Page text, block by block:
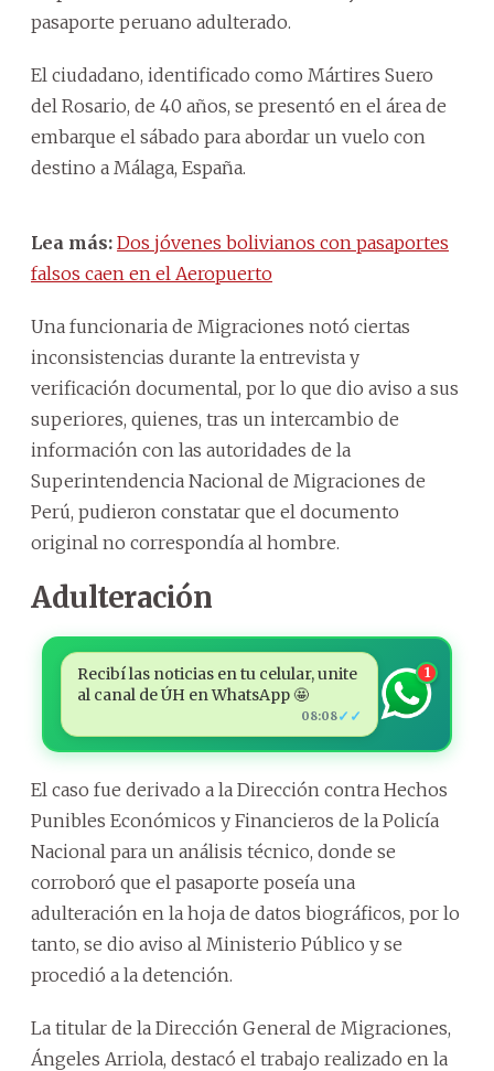
pasaporte peruano adulterado.
El ciudadano, identificado como Mártires Suero
del Rosario, de 40 años, se presentó en el área de
embarque el sábado para abordar un vuelo con
destino a Málaga, España.
Lea más: Dos jóvenes bolivianos con pasaportes
falsos caen en el Aeropuerto
Una funcionaria de Migraciones notó ciertas
inconsistencias durante la entrevista y
verificación documental, por lo que dio aviso a sus
superiores, quienes, tras un intercambio de
información con las autoridades de la
Superintendencia Nacional de Migraciones de
Perú, pudieron constatar que el documento
original no correspondía al hombre.
Adulteración
Recibí las noticias en tu celular, unite
al canal de ÚH en WhatsApp 🤩
08:08✓✓
1
El caso fue derivado a la Dirección contra Hechos
Punibles Económicos y Financieros de la Policía
Nacional para un análisis técnico, donde se
corroboró que el pasaporte poseía una
adulteración en la hoja de datos biográficos, por lo
tanto, se dio aviso al Ministerio Público y se
procedió a la detención.
La titular de la Dirección General de Migraciones,
Ángeles Arriola, destacó el trabajo realizado en la